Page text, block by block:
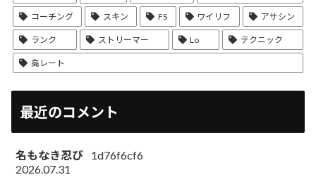
コーチング スキン FS ワイリフ アサシン
ランク ストリーマー Lo テクニック
高レート
最近のコメント
名もなき忍び
1d76f6cf6
2026.07.31